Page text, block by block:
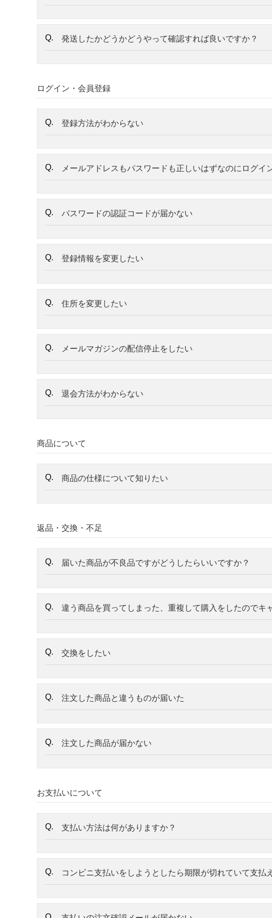
発送したかどうかどうやって確認すれば良いですか？
ログイン・会員登録
登録方法がわからない
メールアドレスもパスワードも正しいはずなのにログイ
パスワードの認証コードが届かない
登録情報を変更したい
住所を変更したい
メールマガジンの配信停止をしたい
退会方法がわからない
商品について
商品の仕様について知りたい
返品・交換・不足
届いた商品が不良品ですがどうしたらいいですか？
違う商品を買ってしまった、重複して購入をしたのでキ
交換をしたい
注文した商品と違うものが届いた
注文した商品が届かない
お支払いについて
支払い方法は何がありますか？
コンビニ支払いをしようとしたら期限が切れていて支払